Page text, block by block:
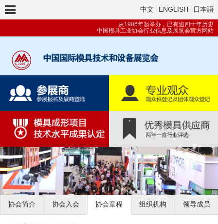
中文 ENGLISH 日本語
从1986年起举办，已有逾四十年历史
中国模具工业协会行业信息及展览会官方网站
协会简介 协会入会 协会章程 组织机构 领导成员